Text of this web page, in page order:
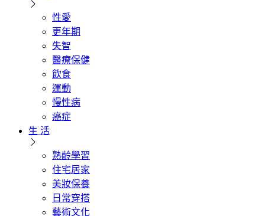
性愛
更年期
失智
醫療保健
飲食
運動
慢性病
癌症
生 活
熟齡學習
住宅居家
美妝保養
日常穿搭
藝術文化